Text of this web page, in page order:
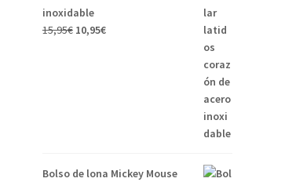
inoxidable
15,95€ 10,95€
Bolso de lona Mickey Mouse